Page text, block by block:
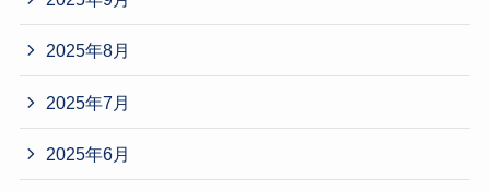
2025年8月
2025年7月
2025年6月